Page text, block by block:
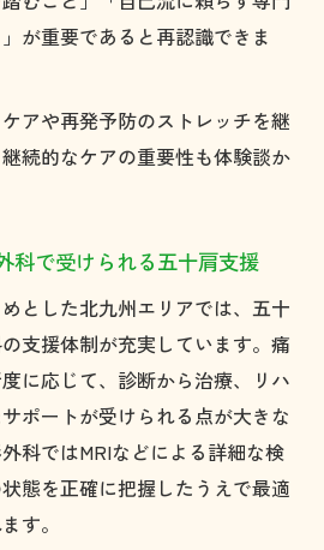
が重要であると再認識できま
アや再発予防のストレッチを継
続的なケアの重要性も体験談か
科で受けられる五十肩支援
とした北九州エリアでは、五十
支援体制が充実しています。痛
に応じて、診断から治療、リハ
ポートが受けられる点が大きな
科ではMRIなどによる詳細な検
態を正確に把握したうえで最適
す。